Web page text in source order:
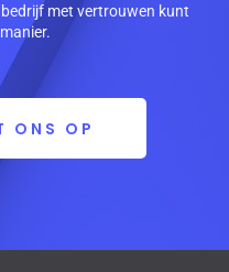
met vertrouwen kunt
ONS OP